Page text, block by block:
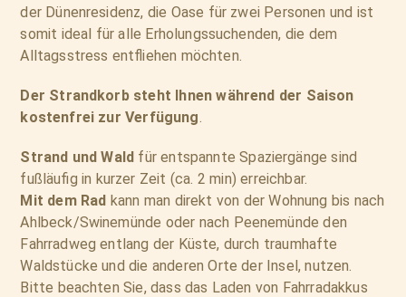
der Dünenresidenz, die Oase für zwei Personen und ist
somit ideal für alle Erholungssuchenden, die dem
Alltagsstress entfliehen möchten.
Der Strandkorb steht Ihnen während der Saison
kostenfrei zur Verfügung.
Strand und Wald für entspannte Spaziergänge sind
fußläufig in kurzer Zeit (ca. 2 min) erreichbar.
Mit dem Rad kann man direkt von der Wohnung bis nach
Ahlbeck/Swinemünde oder nach Peenemünde den
Fahrradweg entlang der Küste, durch traumhafte
Waldstücke und die anderen Orte der Insel, nutzen.
Bitte beachten Sie, dass das Laden von Fahrradakkus